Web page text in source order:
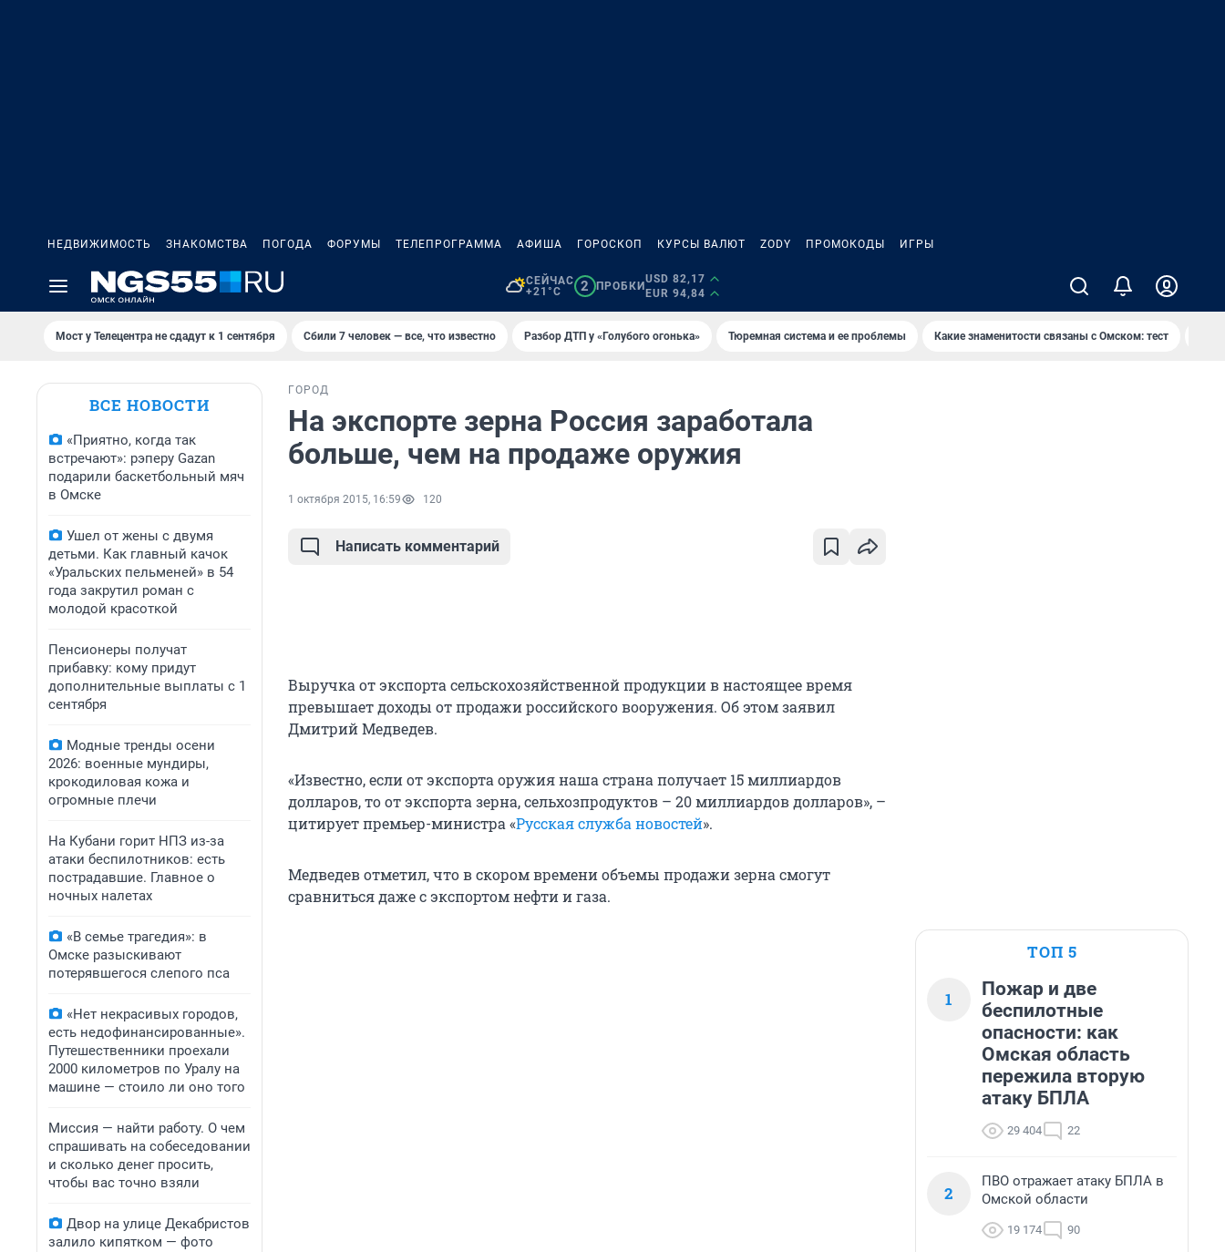
НЕДВИЖИМОСТЬ ЗНАКОМСТВА ПОГОДА ФОРУМЫ ТЕЛЕПРОГРАММА АФИША ГОРОСКОП КУРСЫ ВАЛЮТ ZODY ПРОМОКОДЫ ИГРЫ
СЕЙЧАС
+21°C
2 ПРОБКИ
USD 82,17
EUR 94,84
Мост у Телецентра не сдадут к 1 сентября Сбили 7 человек — все, что известно Разбор ДТП у «Голубого огонька» Тюремная система и ее проблемы Какие знаменитости связаны с Омском: тест
ВСЕ НОВОСТИ
«Приятно, когда так
встречают»: рэперу Gazan
подарили баскетбольный мяч
в Омске
Ушел от жены с двумя
детьми. Как главный качок
«Уральских пельменей» в 54
года закрутил роман с
молодой красоткой
Пенсионеры получат
прибавку: кому придут
дополнительные выплаты с 1
сентября
Модные тренды осени
2026: военные мундиры,
крокодиловая кожа и
огромные плечи
На Кубани горит НПЗ из-за
атаки беспилотников: есть
пострадавшие. Главное о
ночных налетах
«В семье трагедия»: в
Омске разыскивают
потерявшегося слепого пса
«Нет некрасивых городов,
есть недофинансированные».
Путешественники проехали
2000 километров по Уралу на
машине — стоило ли оно того
Миссия — найти работу. О чем
спрашивать на собеседовании
и сколько денег просить,
чтобы вас точно взяли
Двор на улице Декабристов
залило кипятком — фото
ГОРОД
На экспорте зерна Россия заработала
больше, чем на продаже оружия
1 октября 2015, 16:59 120
Написать комментарий
Выручка от экспорта сельскохозяйственной продукции в настоящее время
превышает доходы от продажи российского вооружения. Об этом заявил
Дмитрий Медведев.
«Известно, если от экспорта оружия наша страна получает 15 миллиардов
долларов, то от экспорта зерна, сельхозпродуктов – 20 миллиардов долларов», –
цитирует премьер-министра «Русская служба новостей».
Медведев отметил, что в скором времени объемы продажи зерна смогут
сравниться даже с экспортом нефти и газа.
ТОП 5
1
Пожар и две
беспилотные
опасности: как
Омская область
пережила вторую
атаку БПЛА
29 404 22
2
ПВО отражает атаку БПЛА в
Омской области
19 174 90